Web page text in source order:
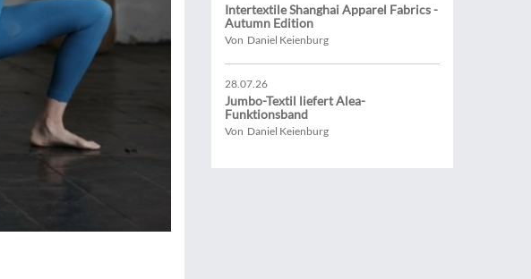
Intertextile Shanghai Apparel Fabrics -
Autumn Edition
Von Daniel Keienburg
28.07.26
Jumbo-Textil liefert Alea-
Funktionsband
Von Daniel Keienburg